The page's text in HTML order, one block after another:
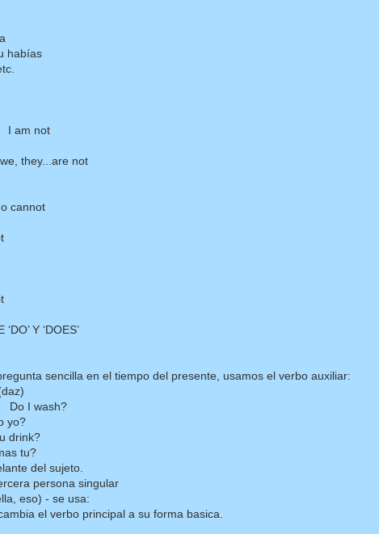
habías
I am not
they...are not
cannot
Y ‘DOES’
sencilla en el tiempo del presente, usamos el verbo auxiliar:
Do I wash?
yo?
drink?
tu?
del sujeto.
persona singular
eso) - se usa:
el verbo principal a su forma basica.